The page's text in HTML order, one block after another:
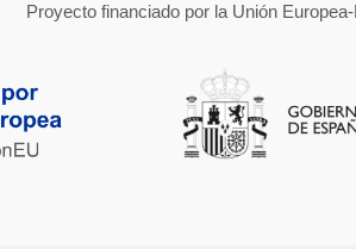
Proyecto financiado por la Unión